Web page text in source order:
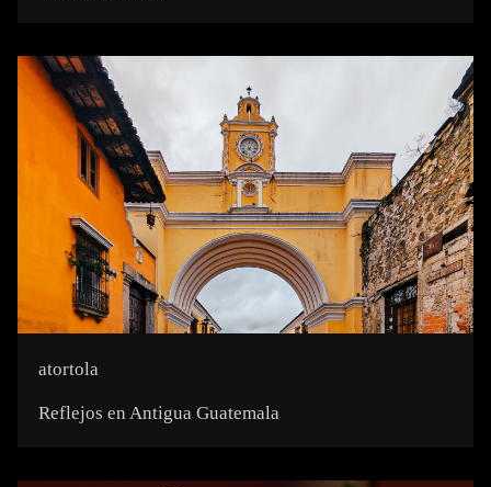
Reflejos en Antigua Guatemala
atortola